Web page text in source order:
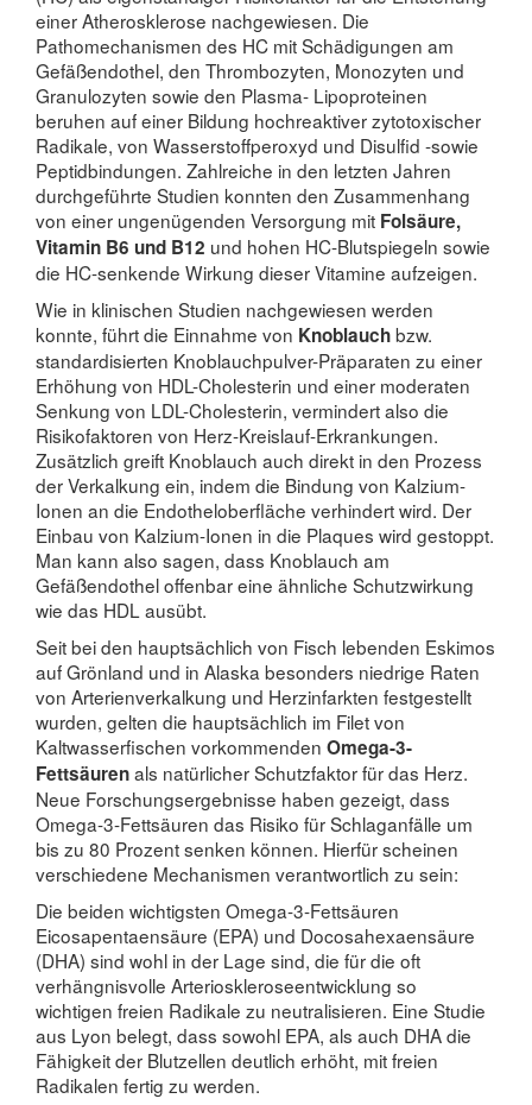
einer Atherosklerose nachgewiesen. Die
Pathomechanismen des HC mit Schädigungen am
Gefäßendothel, den Thrombozyten, Monozyten und
Granulozyten sowie den Plasma- Lipoproteinen
beruhen auf einer Bildung hochreaktiver zytotoxischer
Radikale, von Wasserstoffperoxyd und Disulfid -sowie
Peptidbindungen. Zahlreiche in den letzten Jahren
durchgeführte Studien konnten den Zusammenhang
von einer ungenügenden Versorgung mit Folsäure,
Vitamin B6 und B12 und hohen HC-Blutspiegeln sowie
die HC-senkende Wirkung dieser Vitamine aufzeigen.
Wie in klinischen Studien nachgewiesen werden
konnte, führt die Einnahme von Knoblauchbzw.
standardisierten Knoblauchpulver-Präparaten zu einer
Erhöhung von HDL-Cholesterin und einer moderaten
Senkung von LDL-Cholesterin, vermindert also die
Risikofaktoren von Herz-Kreislauf-Erkrankungen.
Zusätzlich greift Knoblauch auch direkt in den Prozess
der Verkalkung ein, indem die Bindung von Kalzium-
Ionen an die Endotheloberfläche verhindert wird. Der
Einbau von Kalzium-Ionen in die Plaques wird gestoppt.
Man kann also sagen, dass Knoblauch am
Gefäßendothel offenbar eine ähnliche Schutzwirkung
wie das HDL ausübt.
Seit bei den hauptsächlich von Fisch lebenden Eskimos
auf Grönland und in Alaska besonders niedrige Raten
von Arterienverkalkung und Herzinfarkten festgestellt
wurden, gelten die hauptsächlich im Filet von
Kaltwasserfischen vorkommenden Omega-3-
Fettsäurenals natürlicher Schutzfaktor für das Herz.
Neue Forschungsergebnisse haben gezeigt, dass
Omega-3-Fettsäuren das Risiko für Schlaganfälle um
bis zu 80 Prozent senken können. Hierfür scheinen
verschiedene Mechanismen verantwortlich zu sein:
Die beiden wichtigsten Omega-3-Fettsäuren
Eicosapentaensäure (EPA) und Docosahexaensäure
(DHA) sind wohl in der Lage sind, die für die oft
verhängnisvolle Arterioskleroseentwicklung so
wichtigen freien Radikale zu neutralisieren. Eine Studie
aus Lyon belegt, dass sowohl EPA, als auch DHA die
Fähigkeit der Blutzellen deutlich erhöht, mit freien
Radikalen fertig zu werden.